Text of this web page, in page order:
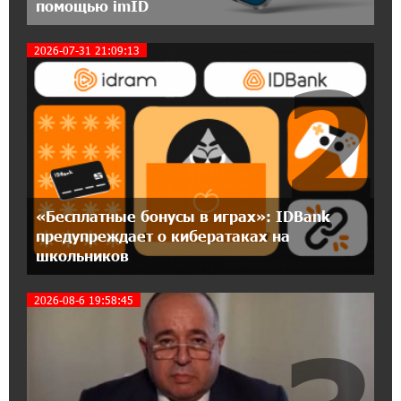
День благодарности клиентам в Ванадзоре:
IDBank
17:07:36 11-07-2026
Пашинян замотивирован уничтожить
Армению․ Аршак Карапетян
14:27:40 11-07-2026
«Мой лес Армения» — бенефициар
инициативы «Сила одного драма» в июле
12:56:04 11-07-2026
Станьте акционером Юнибанка и
воспользуйтесь выгодным инвестиционным
помощью imID
2026-07-31 21:09:13
«Бесплатные бонусы в играх»: IDBank
предупреждает о кибератаках на
школьников
2
2026-08-6 19:58:45